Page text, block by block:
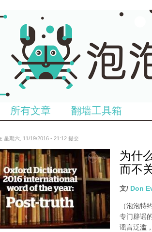
所有文章 翻墙工具箱
星期六, 11/19/2016 - 21:12 提交
为什
而不
文/ Don
（泡泡特
专门辟谣
谣言泛滥